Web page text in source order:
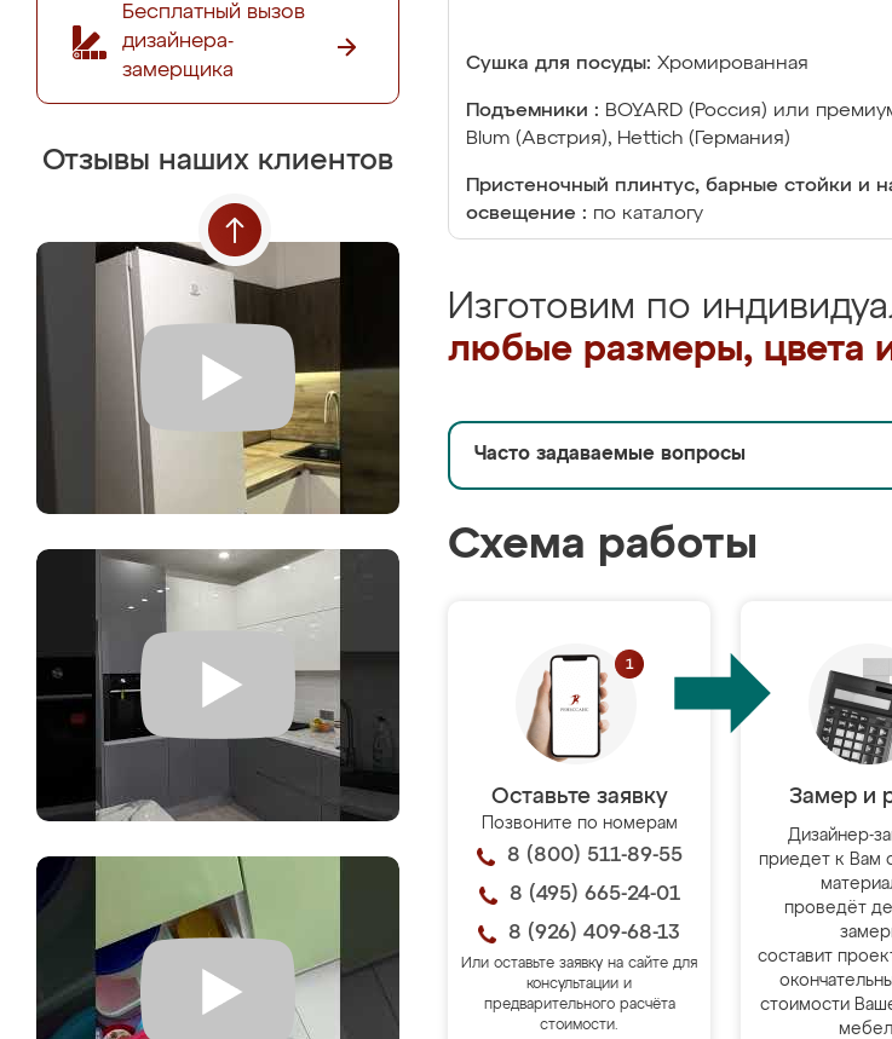
Бесплатный вызов
дизайнера-
замерщика
Отзывы наших клиентов
Сушка для посуды: Хромированная
Подъемники : BOYARD (Россия) или
Blum (Австрия), Hettich (Германия)
Пристеночный плинтус, барные стойки и
освещение : по каталогу
Изготовим по
любые размеры, цвета
Часто задаваемые вопросы
Схема работы
Оставьте заявку
Позвоните по номерам
8 (800) 511-89-55
8 (495) 665-24-01
8 (926) 409-68-13
Или оставьте заявку на сайте для
консультации и
предварительного расчёта
стоимости.
Замер и
Дизайнер-
приедет к Вам
проведёт
составит
стоимости